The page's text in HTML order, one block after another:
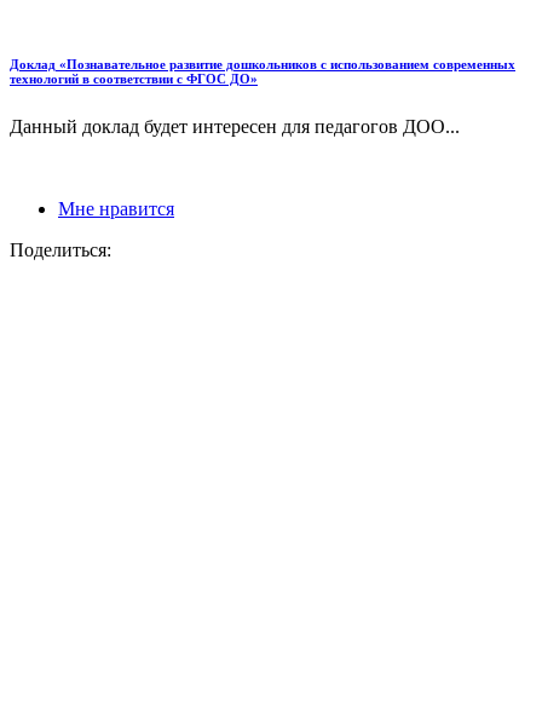
Доклад «Познавательное развитие дошкольников с использованием современных
технологий в соответствии с ФГОС ДО»
Данный доклад будет интересен для педагогов ДОО...
Мне нравится
Поделиться: